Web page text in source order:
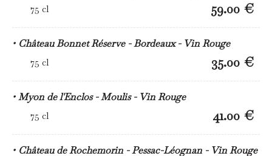
75 cl 59.00 €
Château Bonnet Réserve - Bordeaux - Vin Rouge
75 cl 35.00 €
Myon de l'Enclos - Moulis - Vin Rouge
75 cl 41.00 €
Château de Rochemorin - Pessac-Léognan - Vin Rouge